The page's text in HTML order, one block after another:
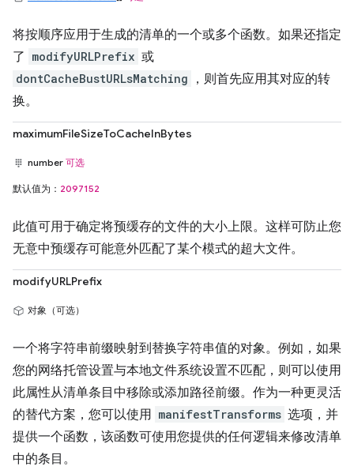
将按顺序应用于生成的清单的一个或多个函数。如果还指定
了 modifyURLPrefix 或
dontCacheBustURLsMatching
，则首先应用其对应的转
换。
maximumFileSizeToCacheInBytes
number 可选
默认值为： 2097152
此值可用于确定将预缓存的文件的大小上限。这样可防止您
无意中预缓存可能意外匹配了某个模式的超大文件。
modifyURLPrefix
对象（可选）
一个将字符串前缀映射到替换字符串值的对象。例如，如果
您的网络托管设置与本地文件系统设置不匹配，则可以使用
此属性从清单条目中移除或添加路径前缀。作为一种更灵活
的替代方案，您可以使用 manifestTransforms 选项，并
提供一个函数，该函数可使用您提供的任何逻辑来修改清单
中的条目。